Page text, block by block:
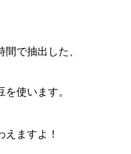
で抽出した、
使います。
ますよ！